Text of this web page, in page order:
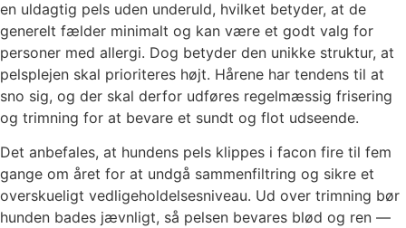
en uldagtig pels uden underuld, hvilket betyder, at de
generelt fælder minimalt og kan være et godt valg for
personer med allergi. Dog betyder den unikke struktur, at
pelsplejen skal prioriteres højt. Hårene har tendens til at
sno sig, og der skal derfor udføres regelmæssig frisering
og trimning for at bevare et sundt og flot udseende.
Det anbefales, at hundens pels klippes i facon fire til fem
gange om året for at undgå sammenfiltring og sikre et
overskueligt vedligeholdelsesniveau. Ud over trimning bør
hunden bades jævnligt, så pelsen bevares blød og ren —